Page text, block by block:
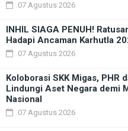
07 Agustus 2026
INHIL SIAGA PENUH!
Hadapi Ancaman Karhutla
07 Agustus 2026
Koloborasi SKK Migas, PHR
Lindungi Aset Negara demi
Nasional
07 Agustus 2026